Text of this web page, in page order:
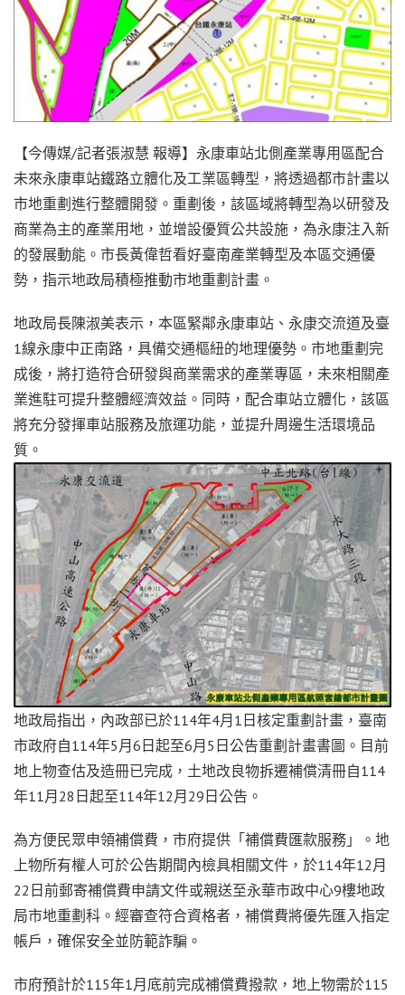
【今傳媒/記者張淑慧 報導】永康車站北側產業專用區配合
未來永康車站鐵路立體化及工業區轉型，將透過都市計畫以
市地重劃進行整體開發。重劃後，該區域將轉型為以研發及
商業為主的產業用地，並增設優質公共設施，為永康注入新
的發展動能。市長黃偉哲看好臺南產業轉型及本區交通優
勢，指示地政局積極推動市地重劃計畫。
地政局長陳淑美表示，本區緊鄰永康車站、永康交流道及臺
1線永康中正南路，具備交通樞紐的地理優勢。市地重劃完
成後，將打造符合研發與商業需求的產業專區，未來相關產
業進駐可提升整體經濟效益。同時，配合車站立體化，該區
將充分發揮車站服務及旅運功能，並提升周邊生活環境品
質。
地政局指出，內政部已於114年4月1日核定重劃計畫，臺南
市政府自114年5月6日起至6月5日公告重劃計畫書圖。目前
地上物查估及造冊已完成，土地改良物拆遷補償清冊自114
年11月28日起至114年12月29日公告。
為方便民眾申領補償費，市府提供「補償費匯款服務」。地
上物所有權人可於公告期間內檢具相關文件，於114年12月
22日前郵寄補償費申請文件或親送至永華市政中心9樓地政
局市地重劃科。經審查符合資格者，補償費將優先匯入指定
帳戶，確保安全並防範詐騙。
市府預計於115年1月底前完成補償費撥款，地上物需於115